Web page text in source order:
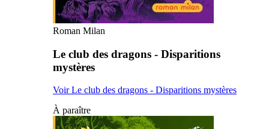
Roman Milan
Le club des dragons - Disparitions
mystères
Voir Le club des dragons - Disparitions mystères
À paraître